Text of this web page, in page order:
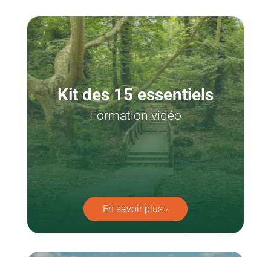
Kit des 15 essentiels
Formation vidéo
En savoir plus ›